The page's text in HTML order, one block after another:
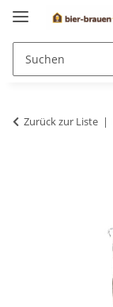
Zurück zur Liste